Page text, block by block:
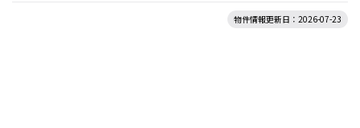
物件情報更新日：2026-07-23